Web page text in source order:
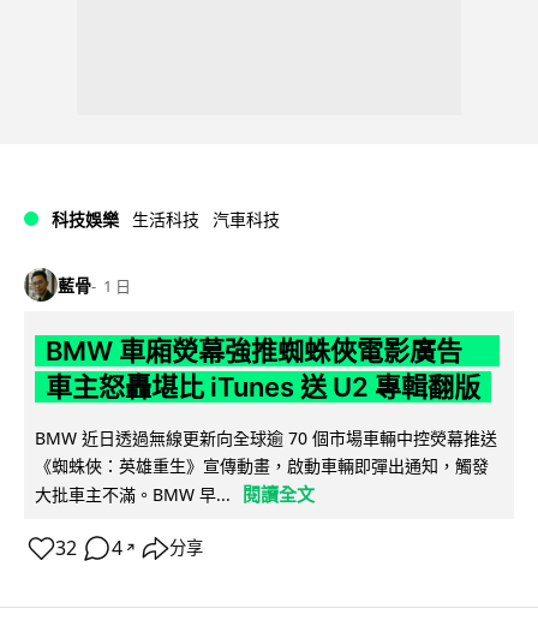
科技娛樂 生活科技 汽車科技
藍骨 1 日
BMW 車廂熒幕強推蜘蛛俠電影廣告
車主怒轟堪比 iTunes 送 U2 專輯翻版
BMW 近日透過無線更新向全球逾 70 個市場車輛中控熒幕推送
《蜘蛛俠：英雄重生》宣傳動畫，啟動車輛即彈出通知，觸發
大批車主不滿。BMW 早...
閱讀全文
32 4 ↗ 分享